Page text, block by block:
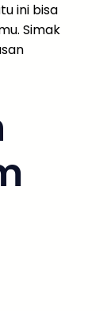
ini bisa
Simak